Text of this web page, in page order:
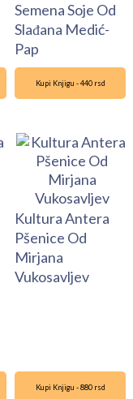
Semena Soje Od
Slađana Medić-
Pap
Kupi Knjigu - 440 rsd
Kultura Antera
Pšenice Od
Mirjana
Vukosavljev
Kupi Knjigu - 880 rsd